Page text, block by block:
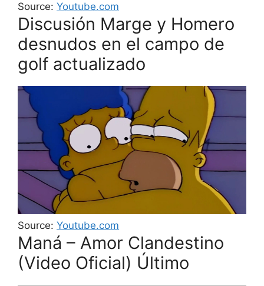
Source: Youtube.com
Discusión Marge y Homero
desnudos en el campo de
golf actualizado
Source: Youtube.com
Maná – Amor Clandestino
(Video Oficial) Último